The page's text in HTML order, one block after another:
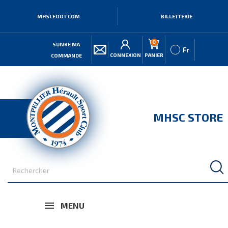
MHSCFOOT.COM BILLETTERIE
SUIVRE MA
COMMANDE
CONNEXION
0
PANIER
Fr
MHSC STORE
MENU